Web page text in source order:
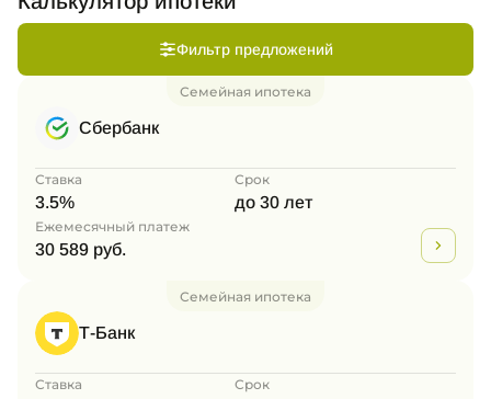
Фильтр предложений
Семейная ипотека
Сбербанк
Ставка
3.5%
Срок
до 30 лет
Ежемесячный платеж
30 589 руб.
Семейная ипотека
Т-Банк
Ставка Срок